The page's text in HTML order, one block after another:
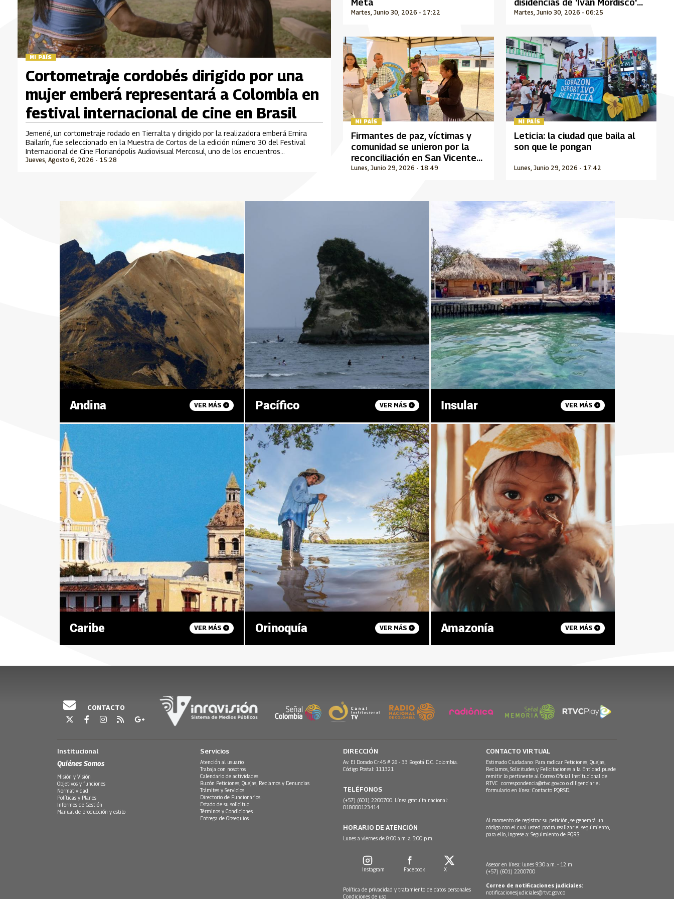
MI PAÍS
Jueves, Agosto 6, 2026 - 15:28
Cortometraje cordobés dirigido por una
mujer emberá representará a Colombia en
festival internacional de cine en Brasil
Jemené, un cortometraje rodado en Tierralta y dirigido por la realizadora emberá Ernira
Bailarín, fue seleccionado en la Muestra de Cortos de la edición número 30 del Festival
Internacional de Cine Florianópolis Audiovisual Mercosul, uno de los encuentros
cinematográficos más importantes de Suramérica que se desarrolla en Brasil.
Martes, Junio 30, 2026 - 17:22
Meta
Martes, Junio 30, 2026 - 06:25
disidencias de 'Iván Mordisco'
tras nuevo golpe militar
MI PAÍS
Lunes, Junio 29, 2026 - 18:49
Firmantes de paz, víctimas y
comunidad se unieron por la
reconciliación en San Vicente
del Caguán
MI PAÍS
Lunes, Junio 29, 2026 - 17:42
Leticia: la ciudad que baila al
son que le pongan
Andina VER MÁS Pacífico VER MÁS Insular VER MÁS
Caribe VER MÁS Orinoquía VER MÁS Amazonía VER MÁS
CONTACTO
Institucional
Quiénes Somos
Misión y Visión
Objetivos y funciones
Normatividad
Políticas y Planes
Informes de Gestión
Manual de producción y estilo
Servicios
Atención al usuario
Trabaja con nosotros
Calendario de actividades
Buzón Peticiones, Quejas, Reclamos y Denuncias
Trámites y Servicios
Directorio de Funcionarios
Estado de su solicitud
Términos y Condiciones
Entrega de Obsequios
DIRECCIÓN
Av. El Dorado Cr.45 # 26 - 33 Bogotá D.C. Colombia.
Código Postal: 111321
TELÉFONOS
(+57) (601) 2200700. Línea gratuita nacional:
018000123414
HORARIO DE ATENCIÓN
Lunes a viernes de 8:00 a.m. a 5:00 p.m.
Instagram Facebook X
Política de privacidad y tratamiento de datos personales
Condiciones de uso
CONTACTO VIRTUAL
Estimado Ciudadano: Para radicar Peticiones, Quejas,
Reclamos, Solicitudes y Felicitaciones a la Entidad puede
remitir lo pertinente al Correo Oficial Institucional de
RTVC correspondencia@rtvc.gov.co o diligenciar el
formulario en línea: Contacto PQRSD.
Al momento de registrar su petición, se generará un
código con el cual usted podrá realizar el seguimiento,
para ello, ingrese a: Seguimiento de PQRS
Asesor en línea: lunes 9:30 a.m. - 12 m
(+57) (601) 2200700
Correo de notificaciones judiciales:
notificacionesjudiciales@rtvc.gov.co